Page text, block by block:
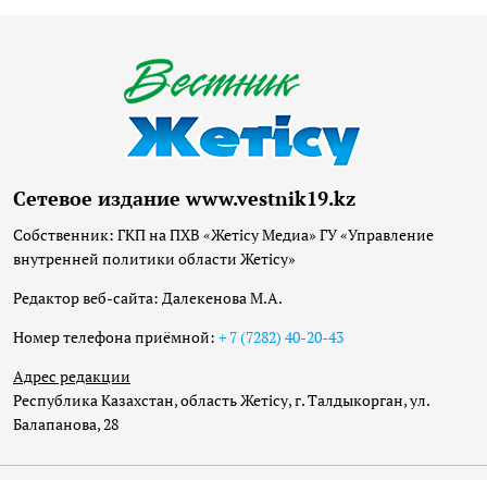
Сетевое издание www.vestnik19.kz
Собственник: ГКП на ПХВ «Жетісу Медиа» ГУ «Управление
внутренней политики области Жетісу»
Редактор веб-сайта: Далекенова М.А.
Номер телефона приёмной: + 7 (7282) 40-20-43
Адрес редакции
Республика Казахстан, область Жетісу, г. Талдыкорган, ул.
Балапанова, 28